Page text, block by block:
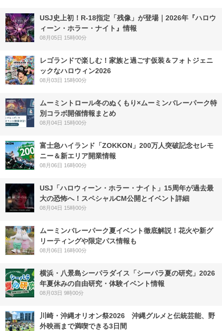
USJ史上初！R-18指定「残像」が登場｜2026年『ハロウ
ィーン・ホラー・ナイト』情報
08月05日 15時00分
レゴランドで楽しむ！家族と過ごす仮装＆フォトジェニ
ックなハロウィン2026
08月03日 15時00分
ムーミントロール冬のぬくもり×ムーミンバレーパーク特
別コラボ開催情報まとめ
08月04日 15時00分
富士急ハイランド「ZOKKON」200万人突破記念セレモ
ニー＆新エリア開業情報
08月06日 16時00分
USJ「ハロウィーン・ホラー・ナイト」15周年が過去最
大の恐怖へ！スペシャルCM公開とイベント詳細
08月04日 15時00分
ムーミンバレーパーク夏イベント徹底解説！花火や新グ
リーティングや限定パス情報も
08月06日 16時00分
横浜・八景島シーパラダイス「シーパラ夏の研究」2026
年夏休みの自由研究・体験イベント情報
08月03日 9時00分
川崎・沖縄オリオン祭2026 沖縄グルメと伝統芸能、野
外映画まで満喫できる3日間